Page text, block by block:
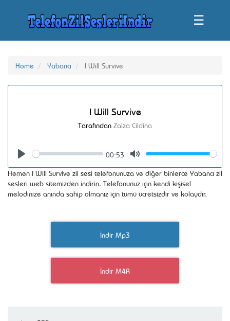
☰
Home Yabancı I Will Survive
I Will Survive
Tarafından Zalza Cildina
Seek
00:53
Volume
Hemen I Will Survive zil sesi telefonunuza ve diğer binlerce Yabancı zil
sesleri web sitemizden indirin. Telefonunuz için kendi kişisel
melodinize anında sahip olmanız için tümü ücretsizdir ve kolaydır.
İndir Mp3
İndir M4R